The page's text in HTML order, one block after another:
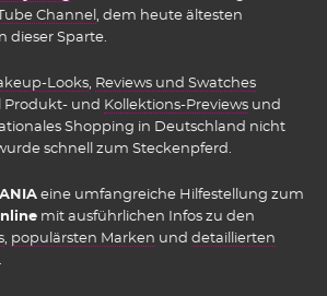
Channel , dem heute ältesten
dieser Sparte.
Looks, Reviews und Swatches
Produkt- und Kollektions-Previews und
Shopping in Deutschland nicht
schnell zum Steckenpferd.
eine umfangreiche Hilfestellung zum
mit ausführlichen Infos zu den
, populärsten Marken und detaillierten
.